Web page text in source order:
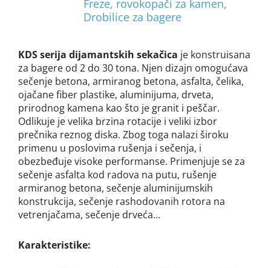
Freze, rovokopači za kamen,
Drobilice za bagere
KDS serija dijamantskih sekačica je konstruisana
za bagere od 2 do 30 tona. Njen dizajn omogućava
sečenje betona, armiranog betona, asfalta, čelika,
ojačane fiber plastike, aluminijuma, drveta,
prirodnog kamena kao što je granit i peščar.
Odlikuje je velika brzina rotacije i veliki izbor
prečnika reznog diska. Zbog toga nalazi široku
primenu u poslovima rušenja i sečenja, i
obezbeđuje visoke performanse. Primenjuje se za
sečenje asfalta kod radova na putu, rušenje
armiranog betona, sečenje aluminijumskih
konstrukcija, sečenje rashodovanih rotora na
vetrenjačama, sečenje drveća…
Karakteristike: